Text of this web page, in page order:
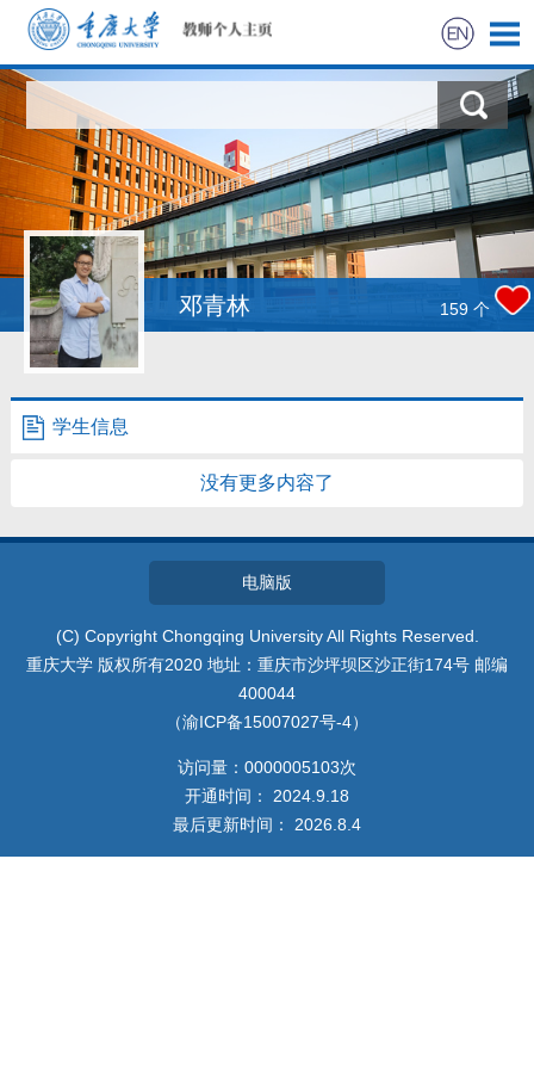
首页
科学研究
教学研究
获奖信息
社会实践
招生信息
我的相册
邓青林 159 个
学生信息
没有更多内容了
电脑版
(C) Copyright Chongqing University All Rights Reserved.
重庆大学 版权所有2020 地址：重庆市沙坪坝区沙正街174号 邮编
400044
（渝ICP备15007027号-4）
访问量： 0000005103次
开通时间： 2024 9 18
最后更新时间： 2026 8 4